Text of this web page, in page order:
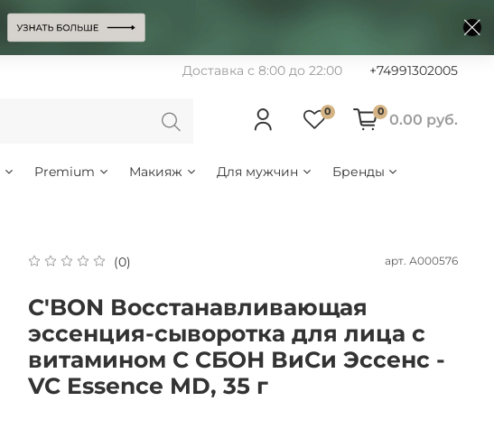
Доставка с 8:00 до 22:00 +74991302005
0 0 0.00 руб.
Premium Макияж Для мужчин Бренды
(0) арт. А000576
C'BON Восстанавливающая
эссенция-сыворотка для лица с
витамином С СБОН ВиСи Эссенс -
VC Essence MD, 35 г